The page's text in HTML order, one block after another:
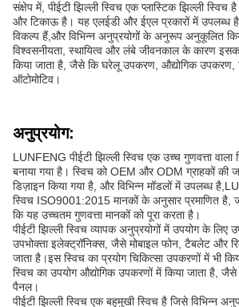
संक्षेप में, पीईटी झिल्ली स्विच एक प्लास्टिक झिल्ली
और टिकाऊ है। यह एलईडी और ईएल प्रकारों में उपलब्ध
विकल्प हैं,और विभिन्न अनुप्रयोगों के अनुरूप अनुकूलित
विश्वसनीयता, स्थायित्व और लंबे जीवनकाल के कारण इसका
किया जाता है, जैसे कि घरेलू उपकरण, औद्योगिक
ऑटोमोटिव।
अनुप्रयोग:
LUNFENG पीईटी झिल्ली स्विच एक उच्च गुणवत्ता
बनाया गया है। स्विच को OEM और ODM ग्राहकों की
डिज़ाइन किया गया है, और विभिन्न मॉडलों में उपलब्ध
स्विच ISO9001:2015 मानकों के अनुसार प्रमाणित है,
कि यह उच्चतम गुणवत्ता मानकों को पूरा करता है।
पीईटी झिल्ली स्विच व्यापक अनुप्रयोगों में उपयोग के
उपभोक्ता इलेक्ट्रॉनिक्स, जैसे मोबाइल फोन, टैबलेट और
जाता है।इस स्विच का प्रयोग चिकित्सा उपकरणों में भी
स्विच का उपयोग औद्योगिक उपकरणों में किया जाता है,
पैनल।
पीईटी झिल्ली स्विच एक बहुमुखी स्विच है जिसे विभिन्न